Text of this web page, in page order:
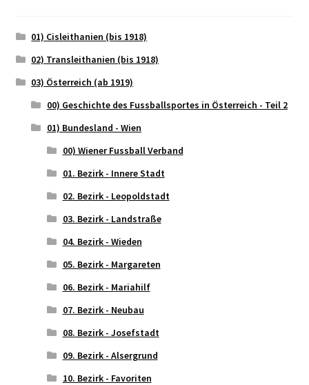
01) Cisleithanien (bis 1918)
02) Transleithanien (bis 1918)
03) Österreich (ab 1919)
00) Geschichte des Fussballsportes in Österreich - Teil 2
01) Bundesland - Wien
00) Wiener Fussball Verband
01. Bezirk - Innere Stadt
02. Bezirk - Leopoldstadt
03. Bezirk - Landstraße
04. Bezirk - Wieden
05. Bezirk - Margareten
06. Bezirk - Mariahilf
07. Bezirk - Neubau
08. Bezirk - Josefstadt
09. Bezirk - Alsergrund
10. Bezirk - Favoriten